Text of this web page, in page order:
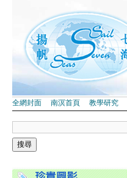
全網封面 南溟首頁 教學研究